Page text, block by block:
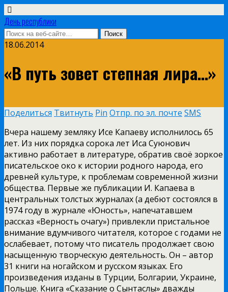
День республики
18.06.2014
«В путь зовет степная лира…»
Поделиться Твитнуть Pin Отпр. по эл. почте SMS
Вчера нашему земляку Исе Капаеву исполнилось 65
лет. Из них порядка сорока лет Иса Суюнович
активно работает в литературе, обратив своё зоркое
писательское око к истории родного народа, его
древней культуре, к проблемам современной жизни
общества. Первые же публикации И. Капаева в
центральных толстых журналах (а дебют состоялся в
1974 году в журнале «Юность», напечатавшем
рассказ «Верность очагу») привлекли пристальное
внимание вдумчивого читателя, которое с годами не
ослабевает, потому что писатель продолжает свою
насыщенную творческую деятельность. Он – автор
31 книги на ногайском и русском языках. Его
произведения изданы в Турции, Болгарии, Украине,
Польше. Книга «Сказание о Сынтаслы» дважды